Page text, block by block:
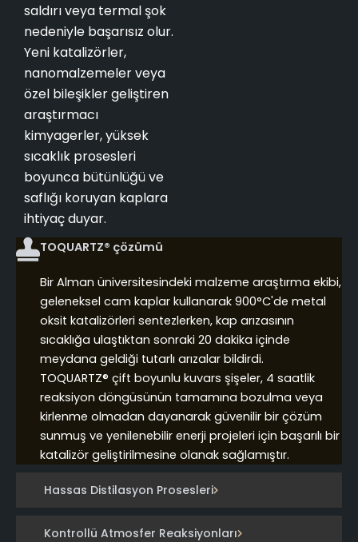
Hassas Distilasyon Prosesleri
Kontrollü Atmosfer Reaksiyonları
saldırı veya termal şok
nedeniyle başarısız olur.
Yeni katalizörler,
nanomalzemeler veya
özel bileşikler geliştiren
araştırmacı
kimyagerler, yüksek
sıcaklık prosesleri
boyunca bütünlüğü ve
saflığı koruyan kaplara
ihtiyaç duyar.
TOQUARTZ® çözümü
Bir Alman üniversitesindeki malzeme araştırma ekibi,
geleneksel cam kaplar kullanarak 900°C'de metal
oksit katalizörleri sentezlerken, kap arızasının
sıcaklığa ulaştıktan sonraki 20 dakika içinde
meydana geldiği tutarlı arızalar bildirdi.
TOQUARTZ® çift boyunlu kuvars şişeler, 4 saatlik
reaksiyon döngüsünün tamamına bozulma veya
kirlenme olmadan dayanarak güvenilir bir çözüm
sunmuş ve yenilenebilir enerji projeleri için başarılı bir
katalizör geliştirilmesine olanak sağlamıştır.